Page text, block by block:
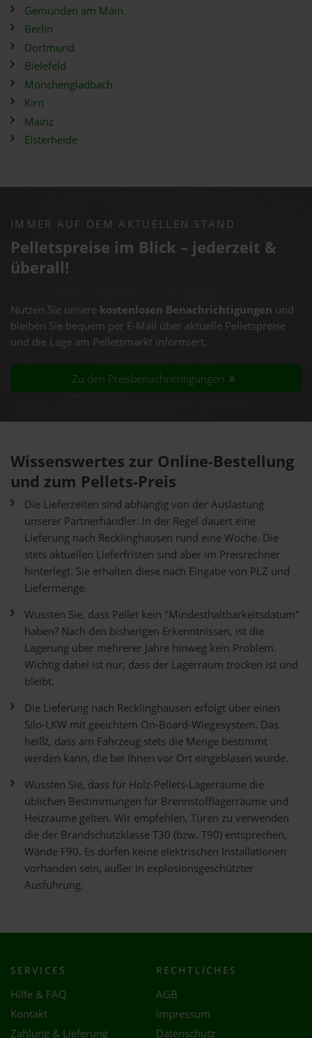
Gemünden am Main
Berlin
Dortmund
Bielefeld
Mönchengladbach
Kirn
Mainz
Elsterheide
IMMER AUF DEM AKTUELLEN STAND
Pelletspreise im Blick – jederzeit &
überall!
Nutzen Sie unsere kostenlosen Benachrichtigungen und
bleiben Sie bequem per E-Mail über aktuelle Pelletspreise
und die Lage am Pelletsmarkt informiert.
Zu den Preisbenachrichtigungen
Wissenswertes zur Online-Bestellung
und zum Pellets-Preis
Die Lieferzeiten sind abhängig von der Auslastung
unserer Partnerhändler. In der Regel dauert eine
Lieferung nach Recklinghausen rund eine Woche. Die
stets aktuellen Lieferfristen sind aber im Preisrechner
hinterlegt. Sie erhalten diese nach Eingabe von PLZ und
Liefermenge.
Wussten Sie, dass Pellet kein "Mindesthaltbarkeitsdatum"
haben? Nach den bisherigen Erkenntnissen, ist die
Lagerung über mehrerer Jahre hinweg kein Problem.
Wichtig dabei ist nur, dass der Lagerraum trocken ist und
bleibt.
Die Lieferung nach Recklinghausen erfolgt über einen
Silo-LKW mit geeichtem On-Board-Wiegesystem. Das
heißt, dass am Fahrzeug stets die Menge bestimmt
werden kann, die bei Ihnen vor Ort eingeblasen wurde.
Wussten Sie, dass für Holz-Pellets-Lagerräume die
üblichen Bestimmungen für Brennstofflagerräume und
Heizräume gelten. Wir empfehlen, Türen zu verwenden
die der Brandschutzklasse T30 (bzw. T90) entsprechen,
Wände F90. Es dürfen keine elektrischen Installationen
vorhanden sein, außer in explosionsgeschützter
Ausführung.
SERVICES
Hilfe & FAQ
Kontakt
Zahlung & Lieferung
RECHTLICHES
AGB
Impressum
Datenschutz